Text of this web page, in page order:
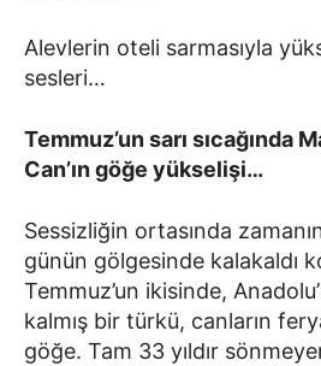
Alevlerin oteli sarmasıyla
sesleri…
Temmuz’un sarı sıcağında
Can’ın göğe yükselişi…
Sessizliğin ortasında
günün gölgesinde kalakaldı
Temmuz’un ikisinde,
kalmış bir türkü, canların
göğe. Tam 33 yıldır